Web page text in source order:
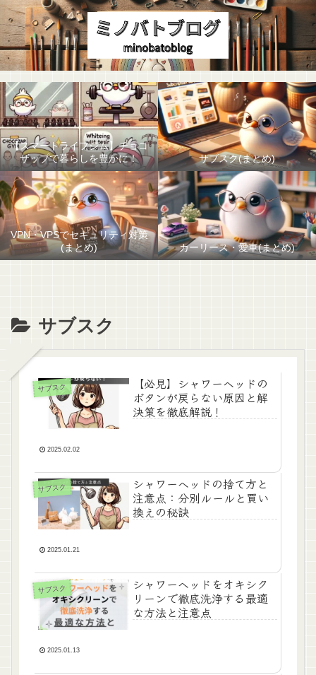
【スマートライフジム】チョコ
ザップで暮らしを豊かに！
サブスク(まとめ)
VPN・VPSでセキュリティ対策
(まとめ)
カーリース・愛車(まとめ)
サブスク
サブスク
【必見】シャワーヘッドの
ボタンが戻らない原因と解
決策を徹底解説！
2025.02.02
サブスク
シャワーヘッドの捨て方と
注意点：分別ルールと買い
換えの秘訣
2025.01.21
サブスク
シャワーヘッドをオキシク
リーンで徹底洗浄する最適
な方法と注意点
2025.01.13